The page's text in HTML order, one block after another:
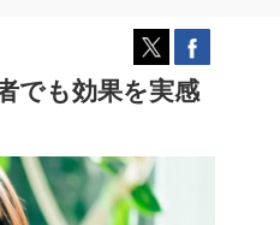
でも効果を実感